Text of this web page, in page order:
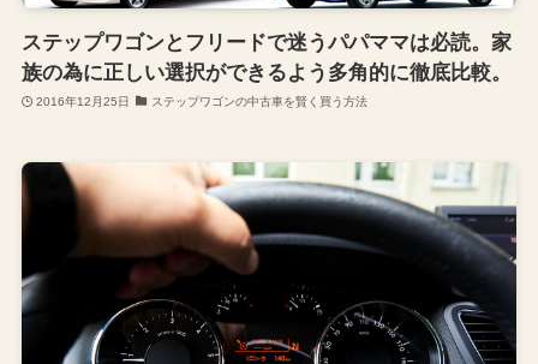
ステップワゴンとフリードで迷うパパママは必読。家
族の為に正しい選択ができるよう多角的に徹底比較。
2016年12月25日 ステップワゴンの中古車を賢く買う方法